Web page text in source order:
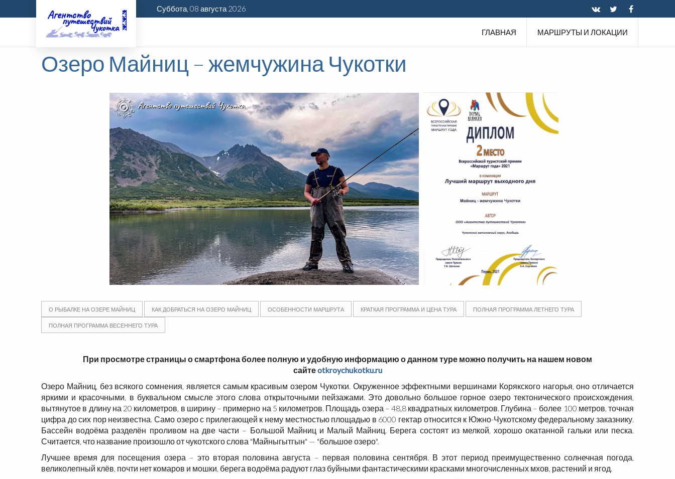
Суббота, 08 августа 2026
ГЛАВНАЯ МАРШРУТЫ И ЛОКАЦИИ
Озеро Майниц – жемчужина Чукотки
О РЫБАЛКЕ НА ОЗЕРЕ МАЙНИЦ КАК ДОБРАТЬСЯ НА ОЗЕРО МАЙНИЦ ОСОБЕННОСТИ МАРШРУТА КРАТКАЯ ПРОГРАММА И ЦЕНА ТУРА
ПОЛНАЯ ПРОГРАММА ЛЕТНЕГО ТУРА
ПОЛНАЯ ПРОГРАММА ВЕСЕННЕГО ТУРА
При просмотре страницы о смартфона более полную и удобную информацию о данном туре можно получить на нашем новом
сайтеotkroychukotku.ru
Озеро Майниц, без всякого сомнения, является самым красивым озером Чукотки. Окруженное эффектными вершинами Корякского нагорья, оно отличается
яркими и красочными, в буквальном смысле этого слова открыточными пейзажами. Это довольно большое горное озеро тектонического происхождения,
вытянутое в длину на 20 километров, в ширину – примерно на 5 километров. Площадь озера – 48,8 квадратных километров. Глубина – более 100 метров, точная
цифра до сих пор неизвестна. Само озеро с прилегающей к нему местностью площадью в 6000 гектар относится к Южно-Чукотскому федеральному заказнику.
Бассейн водоёма разделён проливом на две части – Большой Майниц и Малый Майниц. Берега состоят из мелкой, хорошо окатанной гальки или песка.
Считается, что название произошло от чукотского слова "Майныгытгын" — "большое озеро".
Лучшее время для посещения озера – это вторая половина августа – первая половина сентября. В этот период преимущественно солнечная погода,
великолепный клёв, почти нет комаров и мошки, берега водоёма радуют глаз буйными фантастическими красками многочисленных мхов, растений и ягод.